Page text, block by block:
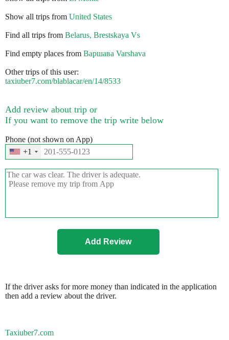
Show all trips from United States
Find all trips from Belarus, Brestskaya Vs
Find empty places from Варшава Varshava
Other trips of this user:
taxiuber7.com/blablacar/en/14/8533
Add review about trip or
If you want to remove the trip write below
Phone (not shown on App)
+1
If the driver asks for more money than indicated in the application
then add a review about the driver.
Taxiuber7.com